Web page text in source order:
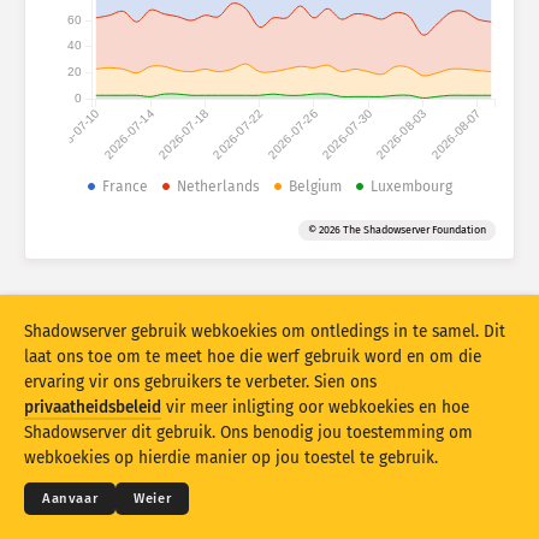
Aanvalstatistieke: Toestelle
Lande
Datastel
Merker
Stacking Gestapel Oorvleueling
Dateer op Stel terug
Laai as PNG af
2026-07-102026-07-142026-07-182026-07-222026-07-262026-07-302026-08-032026-08-07
0
20
40
60
France Netherlands Belgium Luxembourg
© 2026 The Shadowserver Foundation
© 2026THE SHADOWSERVER FOUNDATION
Privaatheid en bepalings
Kontak ons Krediete
Shadowserver gebruik webkoekies om ontledings in te samel. Dit
laat ons toe om te meet hoe die werf gebruik word en om die
ervaring vir ons gebruikers te verbeter. Sien ons
privaatheidsbeleid vir meer inligting oor webkoekies en hoe
Shadowserver dit gebruik. Ons benodig jou toestemming om
webkoekies op hierdie manier op jou toestel te gebruik.
Aanvaar Weier